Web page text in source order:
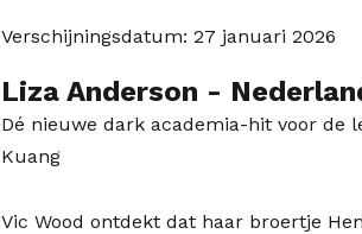
Verschijningsdatum: 27 januari 2026
Liza Anderson -
Dé nieuwe dark academia-hit voor de
Kuang
Vic Wood ontdekt dat haar broertje